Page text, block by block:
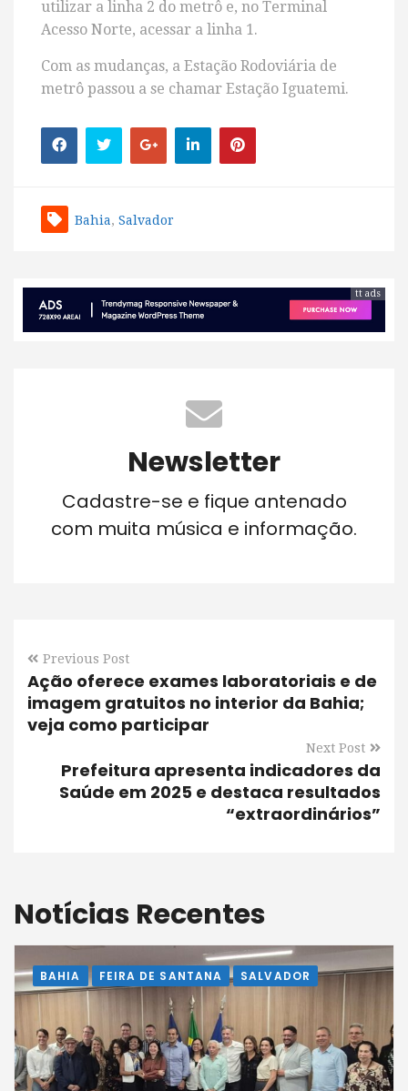
utilizar a linha 2 do metrô e, no Terminal
Acesso Norte, acessar a linha 1.
Com as mudanças, a Estação Rodoviária de
metrô passou a se chamar Estação Iguatemi.
Bahia, Salvador
tt ads
Newsletter
Cadastre-se e fique antenado
com muita música e informação.
Previous Post
Ação oferece exames laboratoriais e de
imagem gratuitos no interior da Bahia;
veja como participar
Next Post
Prefeitura apresenta indicadores da
Saúde em 2025 e destaca resultados
“extraordinários”
Notícias Recentes
BAHIA FEIRA DE SANTANA SALVADOR